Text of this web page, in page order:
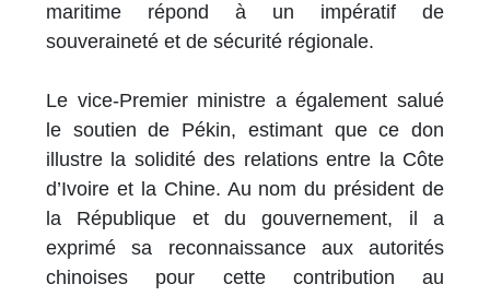
maritime répond à un impératif de
souveraineté et de sécurité régionale.
Le vice-Premier ministre a également salué
le soutien de Pékin, estimant que ce don
illustre la solidité des relations entre la Côte
d’Ivoire et la Chine. Au nom du président de
la République et du gouvernement, il a
exprimé sa reconnaissance aux autorités
chinoises pour cette contribution au